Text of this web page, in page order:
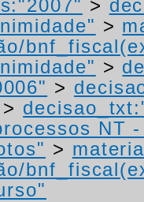
>
>
>
>
>
NT
>